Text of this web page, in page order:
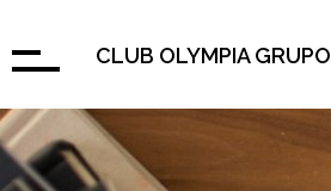
CLUB OLYMPIA GRUPO